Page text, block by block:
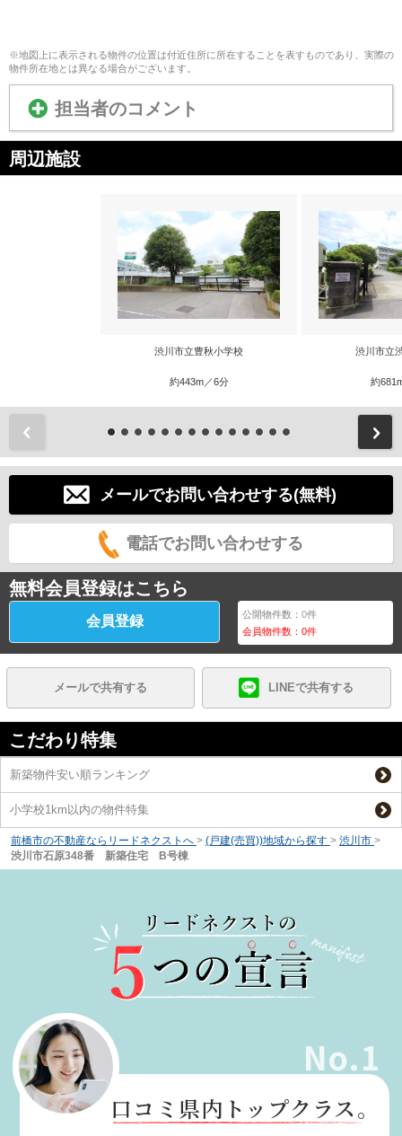
※地図上に表示される物件の位置は付近住所に所在することを表すものであり、実際の
物件所在地とは異なる場合がございます。
担当者のコメント
周辺施設
渋川市立豊秋小学校
約443m／6分
渋川市立
約
メールでお問い合わせする(無料)
電話でお問い合わせする
無料会員登録はこちら
会員登録 公開物件数：0件
会員物件数：0件
メールで共有する LINEで共有する
こだわり特集
新築物件安い順ランキング
小学校1km以内の物件特集
前橋市の不動産ならリードネクストへ > (戸建(売買))地域から探す > 渋川市 >
渋川市石原348番 新築住宅 B号棟
No.1
口コミ県内トップクラス。